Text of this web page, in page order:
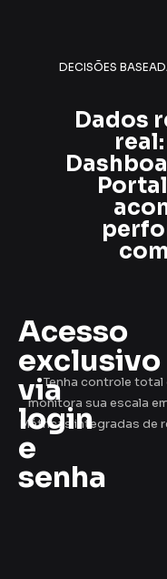
DECISÕES
Dados
Acesso
exclusivo
via
login
e
senha
Tenha controle total
monitora sua escala
Métricas integradas de